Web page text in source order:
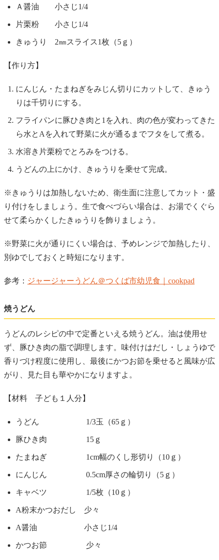
Ａ醤油 小さじ1/4
片栗粉 小さじ1/4
きゅうり 2㎜スライス1枚（5ｇ）
【作り方】
にんじん・たまねぎをみじん切りにカットして、きゅう
りは千切りにする。
フライパンに豚ひき肉と1を入れ、肉の色が変わってきた
ら水とAを入れて野菜に火が通るまでフタをして煮る。
水溶き片栗粉でとろみをつける。
うどんの上にかけ、きゅうりを乗せて完成。
※きゅうりは加熱しないため、衛生面に注意してカット・盛
り付けをしましょう。生で食べづらい場合は、お湯でくぐら
せて柔らかくしたきゅうりを飾りましょう。
※野菜に火が通りにくい場合は、予めレンジで加熱したり、
別ゆでしておくと時短になります。
参考： ジャージャーうどん＠つくば市幼児食｜cookpad
焼うどん
うどんのレシピの中で定番といえる焼うどん。油は使用せ
ず、豚ひき肉の脂で調理します。味付けはだし・しょうゆで
香りづけ程度に使用し、最後にかつお節を乗せると風味が広
がり、見た目も華やかになりますよ。
【材料 子ども１人分】
うどん 1/3玉（65ｇ）
豚ひき肉 15ｇ
たまねぎ 1cm幅のくし形切り（10ｇ）
にんじん 0.5cm厚さの輪切り（5ｇ）
キャベツ 1/5枚（10ｇ）
A粉末かつおだし 少々
A醤油 小さじ1/4
かつお節 少々